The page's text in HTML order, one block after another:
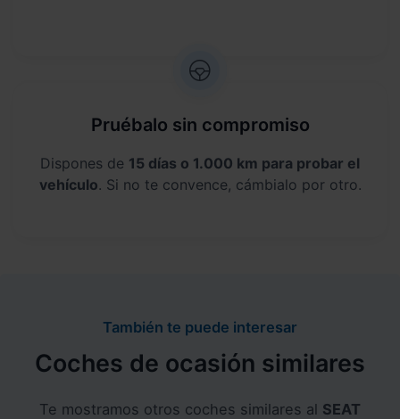
Pruébalo sin compromiso
Dispones de 15 días o 1.000 km para probar el
vehículo. Si no te convence, cámbialo por otro.
También te puede interesar
Coches de ocasión similares
Te mostramos otros coches similares al SEAT